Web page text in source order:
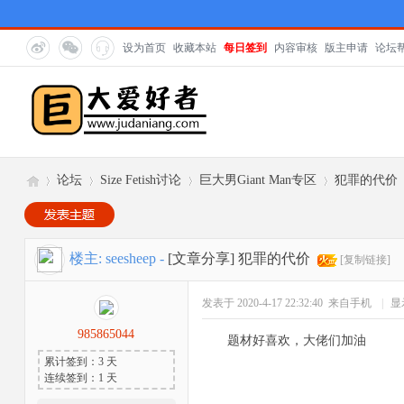
设为首页 收藏本站 每日签到 内容审核 版主申请 论坛
巨 »
论坛
›
Size Fetish讨论
›
巨大男Giant Man专区
›
犯罪的代价
楼主: seesheep- [文章分享] 犯罪的代价 [复制链接]
985865044
累计签到：3 天
连续签到：1 天
发表于 2020-4-17 22:32:40 来自手机 显
题材好喜欢，大佬们加油